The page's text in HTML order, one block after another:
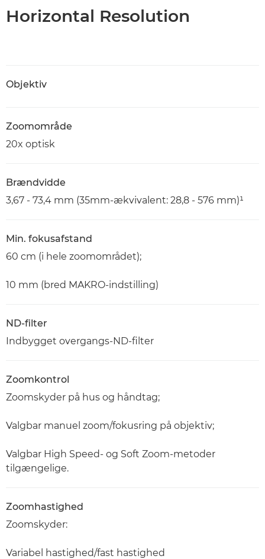
Horizontal Resolution
Objektiv
Zoomområde
20x optisk
Brændvidde
3,67 - 73,4 mm (35mm-ækvivalent: 28,8 - 576 mm)¹
Min. fokusafstand
60 cm (i hele zoomområdet);
10 mm (bred MAKRO-indstilling)
ND-filter
Indbygget overgangs-ND-filter
Zoomkontrol
Zoomskyder på hus og håndtag;
Valgbar manuel zoom/fokusring på objektiv;
Valgbar High Speed- og Soft Zoom-metoder
tilgængelige.
Zoomhastighed
Zoomskyder:
Variabel hastighed/fast hastighed